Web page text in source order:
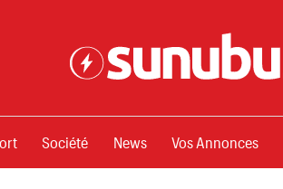
Société News Vos Annonces